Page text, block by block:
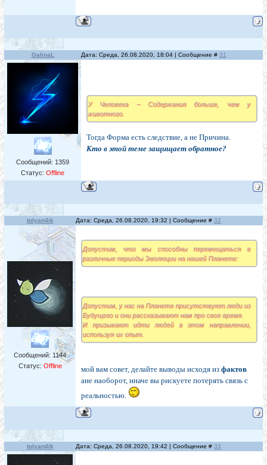
GalinaL Дата: Среда, 26.08.2020, 18:04 | Сообщение # 31
Сообщений: 1359
Статус: Offline
У Человека – Содержания больше, чем у
животного.
Тогда Форма есть следствие, а не Причина.
Кто в этой теме защищает обратное?
tolyan4ik Дата: Среда, 26.08.2020, 19:32 | Сообщение # 32
Сообщений: 1144
Статус: Offline
Допустим, что мы способны перемещаться в
различные периоды Эволюции на нашей Планете:
Допустим, у нас на Планете присутствуют люди из
Будущего и они рассказывают нам про свое время.
И призывают идти людей в этом направлении,
используя их опыт.
мой вам совет, делайте выводы исходя из фактов
ане наоборот, иначе вы рискуете потерять связь с
реальностью.
tolyan4ik Дата: Среда, 26.08.2020, 19:42 | Сообщение # 33